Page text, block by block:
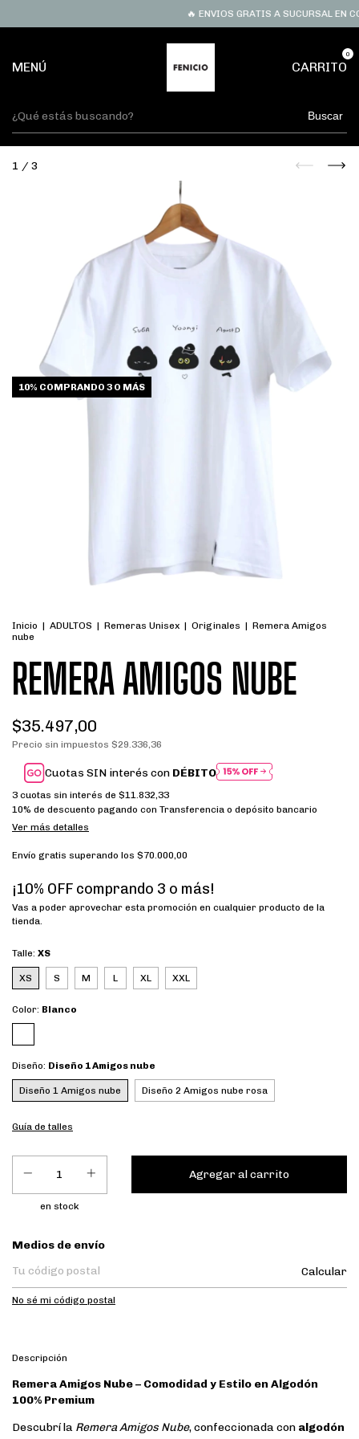
🔥 ENVIOS GRATIS A SUCURSAL EN
MENÚ CARRITO
0
Buscar
1 / 3
10% COMPRANDO 3 O MÁS
Inicio | ADULTOS | Remeras Unisex | Originales | Remera Amigos
nube
REMERA AMIGOS NUBE
$35.497,00
Precio sin impuestos $29.336,36
Cuotas SIN interés con DÉBITO
3 cuotas sin interés de $11.832,33
10% de descuento pagando con Transferencia o depósito bancario
Ver más detalles
Envío gratis superando los $70.000,00
¡10% OFF comprando 3 o más!
Vas a poder aprovechar esta promoción en cualquier producto de la
tienda.
Talle: XS
XS S M L XL XXL
Color: Blanco
Diseño: Diseño 1 Amigos nube
Diseño 1 Amigos nube Diseño 2 Amigos nube rosa
Guía de talles
en stock
Entregas para el CP:
Medios de envío
Calcular
No sé mi código postal
Descripción
Remera Amigos Nube – Comodidad y Estilo en Algodón
100% Premium
Descubrí la Remera Amigos Nube, confeccionada con algodón